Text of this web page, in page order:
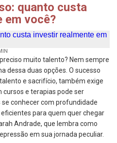
quanto custa
em você?
muito talento? Nem sempre
dessa duas opções. O sucesso
e sacrifício, também exige
e terapias pode ser
conhecer com profundidade
para quem quer chegar
Andrade, que lembra como
em sua jornada peculiar.